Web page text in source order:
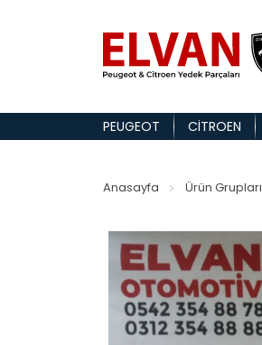
PEUGEOT CITROEN
Anasayfa Ürün Grupları